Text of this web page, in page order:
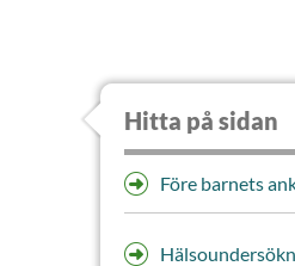
Hitta på sidan
Före barnets